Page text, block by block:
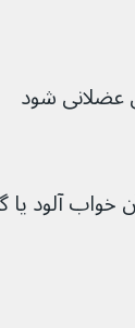
شود
آلود یا